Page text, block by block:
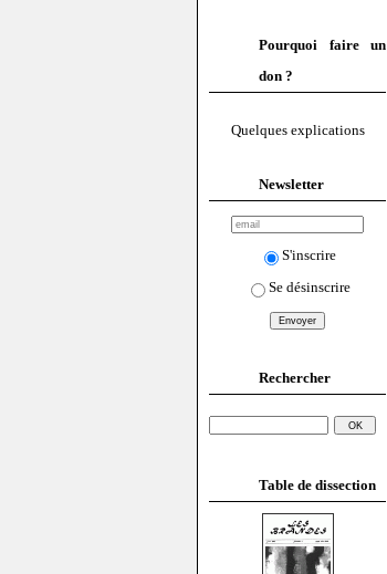
Pourquoi faire un
don ?
Quelques explications
Newsletter
S'inscrire
Se désinscrire
Rechercher
Table de dissection